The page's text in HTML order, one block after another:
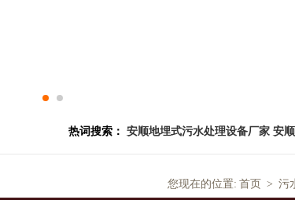
热词搜索： 安顺地埋式污水处理设备厂家 安
您现在的位置: 首页 > 污